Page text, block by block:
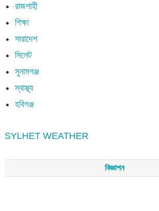
রাজশাহী
শিক্ষা
সারাদেশ
সিলেট
সুনামগঞ্জ
স্বাস্থ্য
হবিগঞ্জ
SYLHET WEATHER
বিজ্ঞাপন